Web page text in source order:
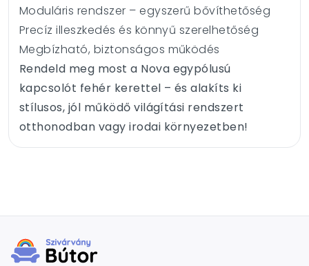
Moduláris rendszer – egyszerű bővíthetőség
Precíz illeszkedés és könnyű szerelhetőség
Megbízható, biztonságos működés
Rendeld meg most a Nova egypólusú
kapcsolót fehér kerettel – és alakíts ki
stílusos, jól működő világítási rendszert
otthonodban vagy irodai környezetben!